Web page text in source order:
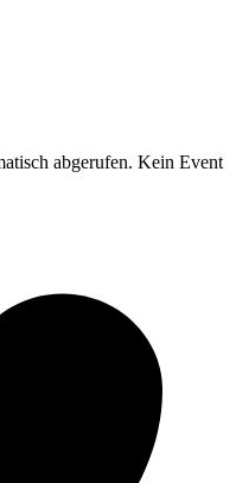
abgerufen. Kein Event